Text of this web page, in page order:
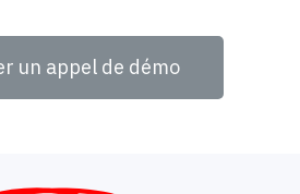
un appel de démo